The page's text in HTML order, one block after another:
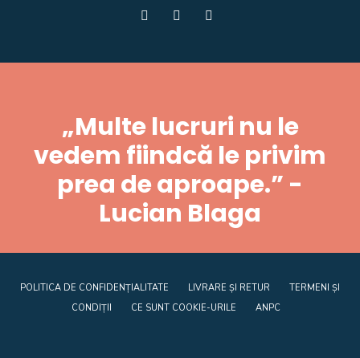
„Multe lucruri nu le
vedem fiindcă le privim
prea de aproape.” -
Lucian Blaga
POLITICA DE CONFIDENȚIALITATE LIVRARE ȘI RETUR
TERMENI ȘI
CONDIȚII
CE SUNT COOKIE-URILE ANPC